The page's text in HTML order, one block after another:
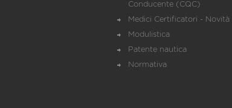
Conducente (CQC)
Medici Certificatori - Novità
Modulistica
Patente nautica
Normativa